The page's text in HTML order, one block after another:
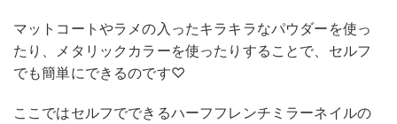
マットコートやラメの入ったキラキラなパウダーを使っ
たり、メタリックカラーを使ったりすることで、セルフ
でも簡単にできるのです♡
ここではセルフでできるハーフフレンチミラーネイルの